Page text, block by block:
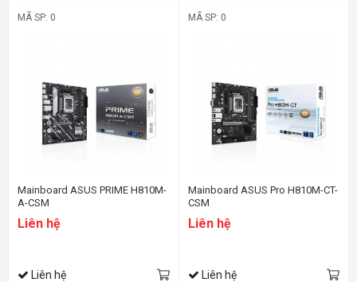
MÃ SP: 0
Mainboard ASUS PRIME H810M-
A-CSM
Liên hệ
Liên hệ
MÃ SP: 0
Mainboard ASUS Pro H810M-CT-
CSM
Liên hệ
Liên hệ